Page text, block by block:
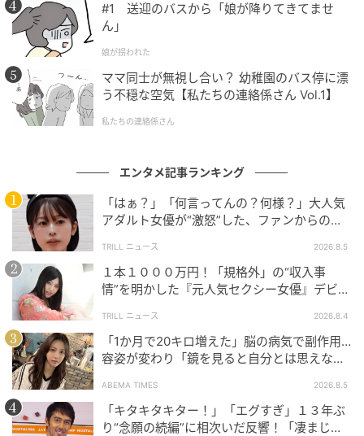
©ABCテレビ
■まこと大輝が直接対決！「母親を信じられない理
由」を激白
自らの努力を踏みにじられる形になったまこ。再会か
の場を持つことになったが、激しい言い合いに終始し
てしまう。ついには、大輝は「なぜ自分たちが母親で
なく父親についていったのか分かっているのか！」と
積年の思いをぶつける始末。まこは返す言葉を失って
しまう。母親との関係についてカメラの前で語ること
を嫌っていた大輝だったが、取材班と心の交流が進
み、初めて真意を告白。まこへの感謝を示しつつも
「50歳を過ぎて『更生しました』って言われても信じ
られない、また昔のように、いつコロっと変わるか分
からない」「自分の身を守るために距離を置いてい
る」と、ヤクザだった母を持つことへの「やるせない
葛藤」を吐露するのであった。
#1 送迎のバスから「娘が降りてきてませ
ん」
娘が拐われた
ママ同士が無視し合い？ 幼稚園のバス停に漂
う不穏な空気【私たちの連絡係さん Vol.1】
私たちの連絡係さん
エンタメ記事ランキング
「はぁ？」「何言ってんの？何様？」大人気
アダルト女優が“激怒”した、ファンからの
TRILL ニュース 2026.8.5
１本１０００万円！「規格外」の“収入事
情”を明かした『元人気セクシー女優』デビュ
TRILL ニュース 2026.8.4
「1か月で20キロ増えた」脳の病気で副作用…
容姿が変わり「鏡を見ると自分とは思えなか
ABEMA TIMES 2026.8.5
「キタキタキター！」「エグすぎ」１３年ぶ
り“念願の続編”に相次いだ反響！「凄まじく